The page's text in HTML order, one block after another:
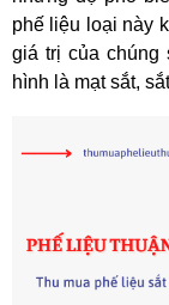
phế liệu loại này
giá trị của chúng
hình là mạt sắt,